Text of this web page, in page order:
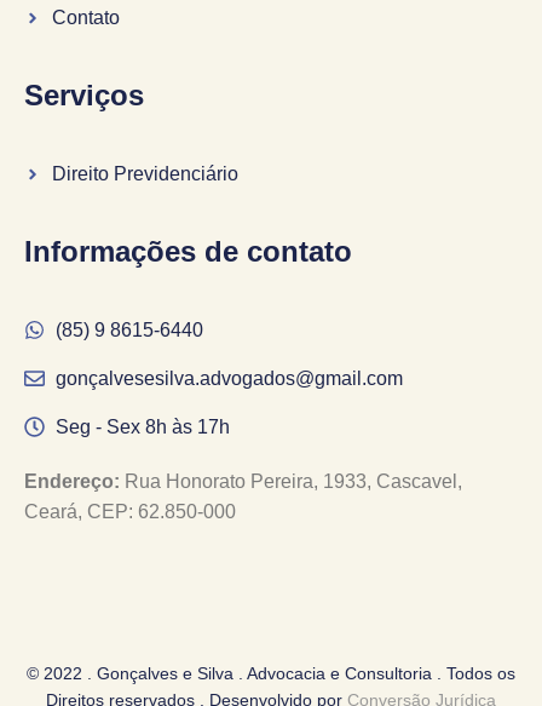
Contato
Serviços
Direito Previdenciário
Informações de contato
(85) 9 8615-6440
gonçalvesesilva.advogados@gmail.com
Seg - Sex 8h às 17h
Endereço: Rua Honorato Pereira, 1933, Cascavel,
Ceará, CEP: 62.850-000
© 2022 . Gonçalves e Silva . Advocacia e Consultoria . Todos os
Direitos reservados . Desenvolvido por Conversão Jurídica